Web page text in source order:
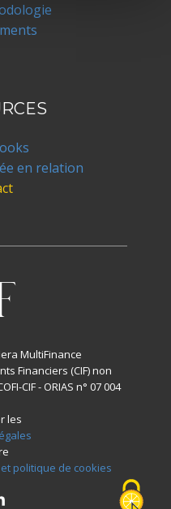
en relation
MultiFinance
Financiers (CIF) non
CIF - ORIAS n° 07 004
les
politique de cookies